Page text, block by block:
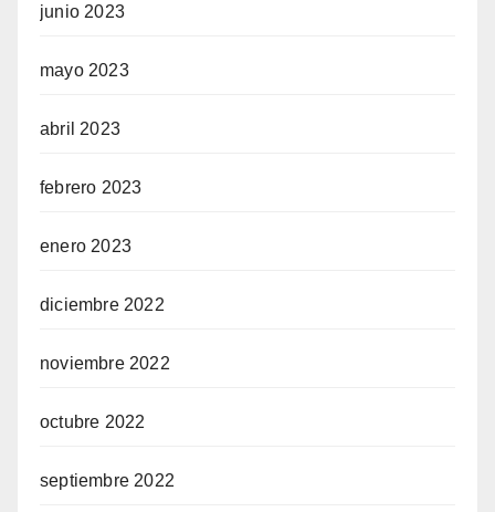
junio 2023
mayo 2023
abril 2023
febrero 2023
enero 2023
diciembre 2022
noviembre 2022
octubre 2022
septiembre 2022